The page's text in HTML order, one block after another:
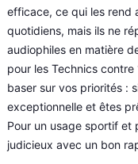
efficace, ce qui les rend
quotidiens, mais ils ne
audiophiles en matière
pour les Technics
baser sur vos priorités :
exceptionnelle et êtes
Pour un usage sportif et
judicieux avec un bon